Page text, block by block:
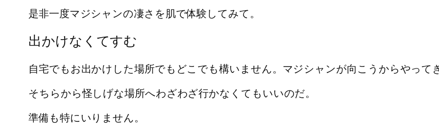
是非一度マジシャンの凄さを肌で体験してみて。
出かけなくてすむ
自宅でもお出かけした場所でもどこでも構いません。マジシャンが向こうからやって
そちらから怪しげな場所へわざわざ行かなくてもいいのだ。
準備も特にいりません。